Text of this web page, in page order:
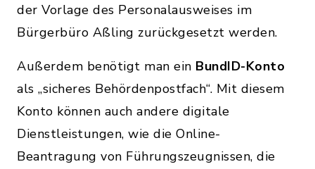
der Vorlage des Personalausweises im
Bürgerbüro Aßling zurückgesetzt werden.
Außerdem benötigt man ein BundID-Konto
als „sicheres Behördenpostfach“. Mit diesem
Konto können auch andere digitale
Dienstleistungen, wie die Online-
Beantragung von Führungszeugnissen, die